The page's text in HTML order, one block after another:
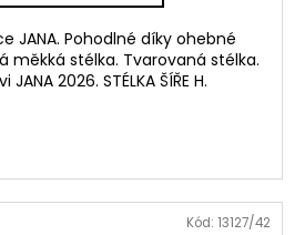
JANA. Pohodlné díky ohebné
měkká stélka. Tvarovaná stélka.
2026. STÉLKA ŠÍŘE H.
Kód: 13127/42